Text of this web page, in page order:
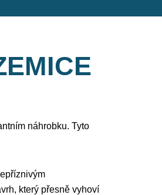
náhrobku. Tyto
který přesně vyhoví